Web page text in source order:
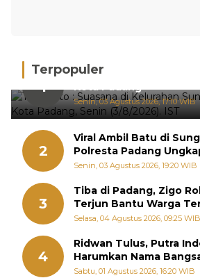
Terpopuler
1
Hujan Deras, 15 Titik
Kota Padang
Senin, 03 Agustus 2026, 17:10 WIB
2
Viral Ambil Batu di
Polresta Padang
Sebenarnya
Senin, 03 Agustus 2026, 19:20 WIB
3
Tiba di Padang, Zigo
Terjun Bantu Warga
Selasa, 04 Agustus 2026, 09:25 WIB
4
Ridwan Tulus, Putra
Harumkan Nama
Diabadikan dalam Buku
Sabtu, 01 Agustus 2026, 16:20 WIB